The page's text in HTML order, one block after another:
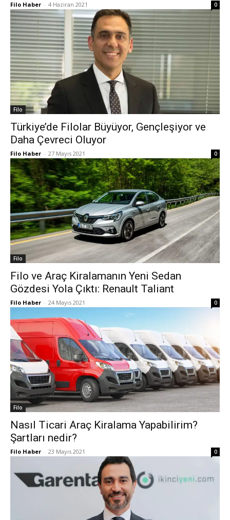
Filo Haber - 4 Haziran 2021 0
Filo
Türkiye’de Filolar Büyüyor, Gençleşiyor ve
Daha Çevreci Oluyor
Filo Haber - 27 Mayıs 2021 0
Filo
Filo ve Araç Kiralamanın Yeni Sedan
Gözdesi Yola Çıktı: Renault Taliant
Filo Haber - 24 Mayıs 2021 0
Filo
Nasıl Ticari Araç Kiralama Yapabilirim?
Şartları nedir?
Filo Haber - 23 Mayıs 2021 0